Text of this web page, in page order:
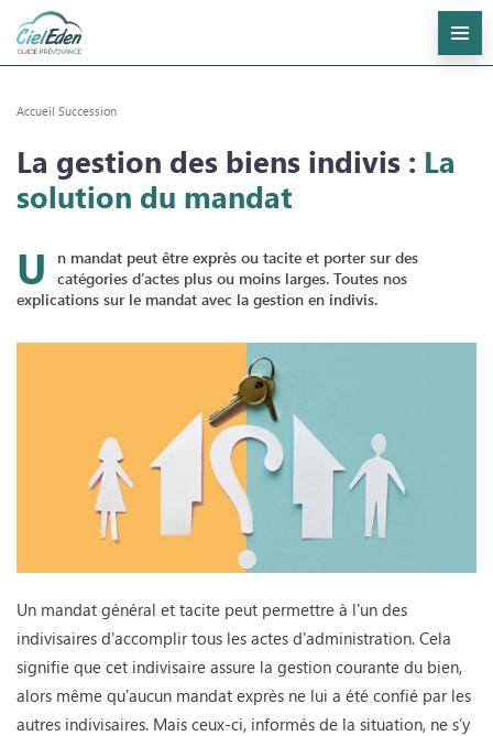
Accueil Succession
La gestion des biens indivis : La
solution du mandat
U
n mandat peut être exprès ou tacite et porter sur des
catégories d’actes plus ou moins larges. Toutes nos
explications sur le mandat avec la gestion en indivis.
Un mandat général et tacite peut permettre à l'un des
indivisaires d'accomplir tous les actes d'administration. Cela
signifie que cet indivisaire assure la gestion courante du bien,
alors même qu'aucun mandat exprès ne lui a été confié par les
autres indivisaires. Mais ceux-ci, informés de la situation, ne s’y